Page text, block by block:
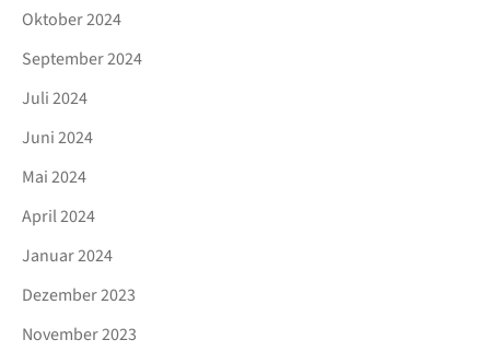
Oktober 2024
September 2024
Juli 2024
Juni 2024
Mai 2024
April 2024
Januar 2024
Dezember 2023
November 2023